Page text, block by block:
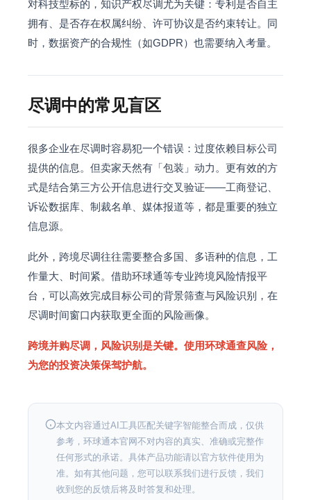
对科技型标的，知识产权尽调尤为关键：专利是否自主
拥有、是否存在权属纠纷、许可协议是否约束转让。同
时，数据资产的合规性（如GDPR）也需要纳入考量。
尽调中的常见盲区
很多企业在尽调时容易犯一个错误：过度依赖目标公司
提供的信息。但卖家天然有「包装」动力。更有效的方
式是结合第三方公开信息进行交叉验证——工商登记、
诉讼数据库、制裁名单、媒体报道等，都是重要的独立
信息源。
此外，跨境尽调往往需要整合多国、多语种的信息，工
作量大、时间紧。借助环球通等专业跨境风险情报平
台，可以高效完成目标公司的背景筛查与风险识别，在
尽调时间窗口内获取更全面的风险画像。
跨境并购尽调，风险识别是关键。使用环球通查风险，
为您的投资决策保驾护航。
本文内容通过AI工具匹配关键字智能整合而成，仅供
参考，环球通本官网不对内容的真实、准确或完整作
任何形式的承诺。具体产品功能请以官方软件使用为
准。如有其他问题，您可以联系我们进行反馈，我们
收到您的反馈后将及时答复和处理。